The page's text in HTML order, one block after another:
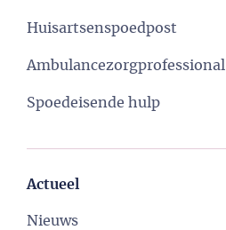
Huisartsenspoedpost
Ambulancezorgprofessional
Spoedeisende hulp
Actueel
Nieuws